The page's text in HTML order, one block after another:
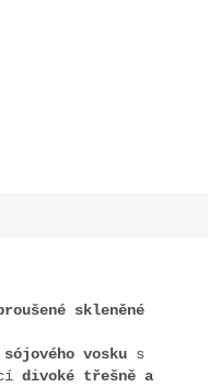
skleněné
vosku s
divoké třešně a